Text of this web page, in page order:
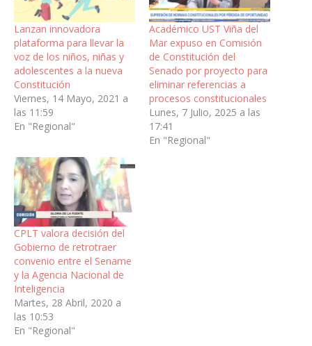
Lanzan innovadora
plataforma para llevar la
voz de los niños, niñas y
adolescentes a la nueva
Constitución
Viernes, 14 Mayo, 2021 a
las 11:59
En "Regional"
Académico UST Viña del
Mar expuso en Comisión
de Constitución del
Senado por proyecto para
eliminar referencias a
procesos constitucionales
Lunes, 7 Julio, 2025 a las
17:41
En "Regional"
CPLT valora decisión del
Gobierno de retrotraer
convenio entre el Sename
y la Agencia Nacional de
Inteligencia
Martes, 28 Abril, 2020 a
las 10:53
En "Regional"